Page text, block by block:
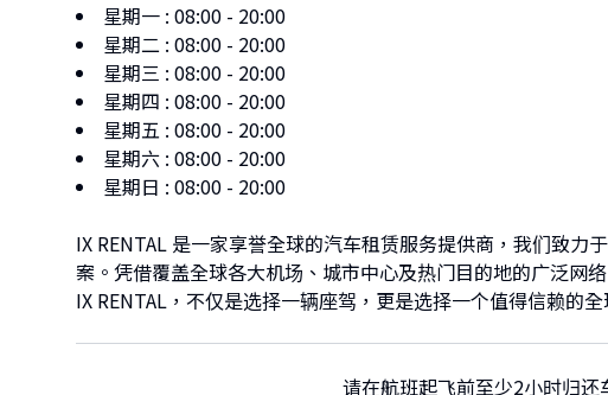
星期一 : 08:00 - 20:00
星期二 : 08:00 - 20:00
星期三 : 08:00 - 20:00
星期四 : 08:00 - 20:00
星期五 : 08:00 - 20:00
星期六 : 08:00 - 20:00
星期日 : 08:00 - 20:00
IX RENTAL 是一家享誉全球的汽车租赁服务提供商，我们致
案。凭借覆盖全球各大机场、城市中心及热门目的地的广泛网
IX RENTAL，不仅是选择一辆座驾，更是选择一个值得信赖的
请在航班起飞前至少2小时归